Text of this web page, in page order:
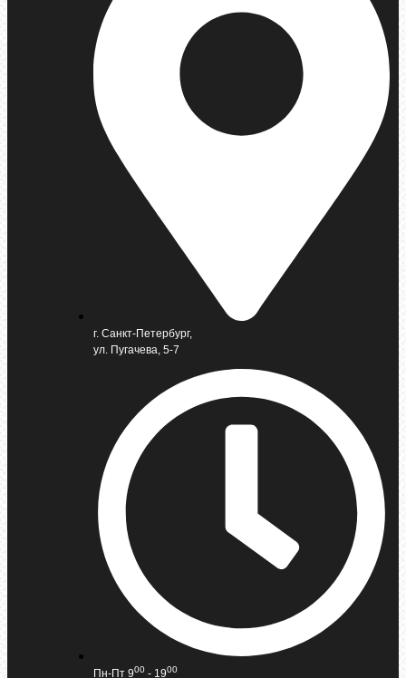
г. Санкт-Петербург,
ул. Пугачева, 5-7
Пн-Пт 900 - 1900